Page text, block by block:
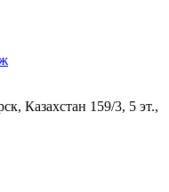
Казахстан 159/3, 5 эт.,